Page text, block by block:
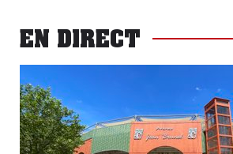
EN DIRECT